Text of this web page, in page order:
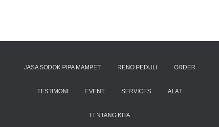
JASA SODOK PIPA MAMPET RENO PEDULI ORDER
TESTIMONI EVENT SERVICES ALAT
TENTANG KITA